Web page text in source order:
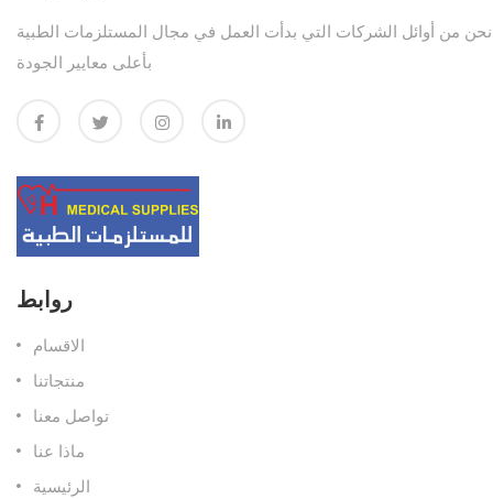
نحن من أوائل الشركات التي بدأت العمل في مجال المستلزمات الطبية
بأعلى معايير الجودة
روابط
الاقسام
منتجاتنا
تواصل معنا
ماذا عنا
الرئيسية